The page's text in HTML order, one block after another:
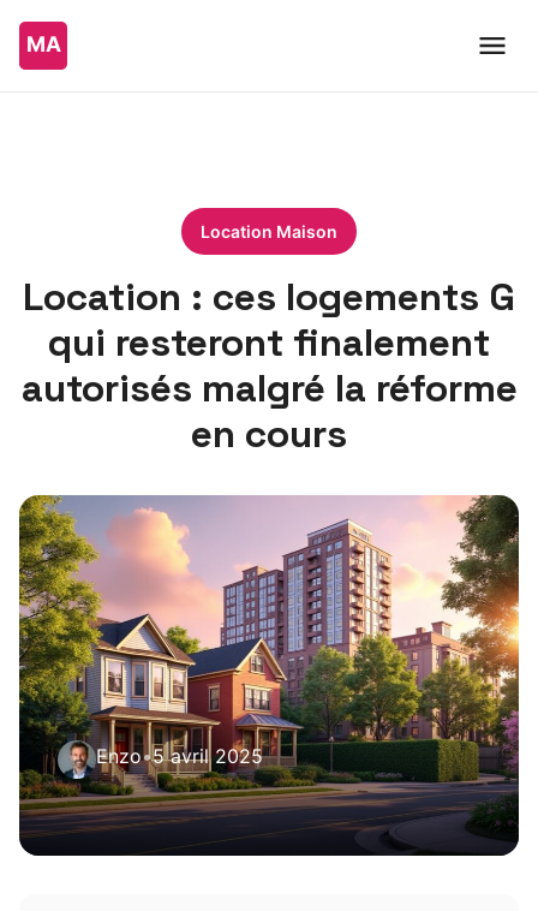
Location Maison
Location : ces logements G
qui resteront finalement
autorisés malgré la réforme
en cours
Enzo•5 avril 2025